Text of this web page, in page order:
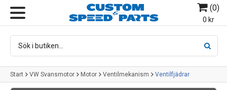
(0)
0 kr
Start VW Svansmotor Motor Ventilmekanism Ventilfjädrar